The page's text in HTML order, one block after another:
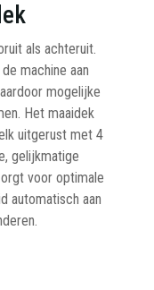
als achteruit.
machine aan
mogelijke
Het maaidek
uitgerust met 4
gelijkmatige
voor optimale
automatisch aan